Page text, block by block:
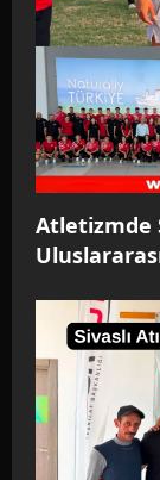
Atletizmde